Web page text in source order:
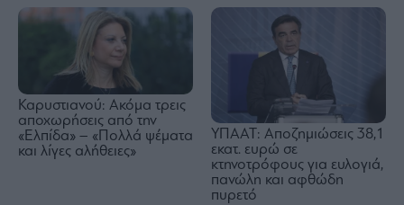
Καρυστιανού: Ακόμα τρεις
αποχωρήσεις από την
«Ελπίδα» – «Πολλά ψέματα
και λίγες αλήθειες»
ΥΠΑΑΤ: Αποζημιώσεις 38,1
εκατ. ευρώ σε
κτηνοτρόφους για ευλογιά,
πανώλη και αφθώδη
πυρετό